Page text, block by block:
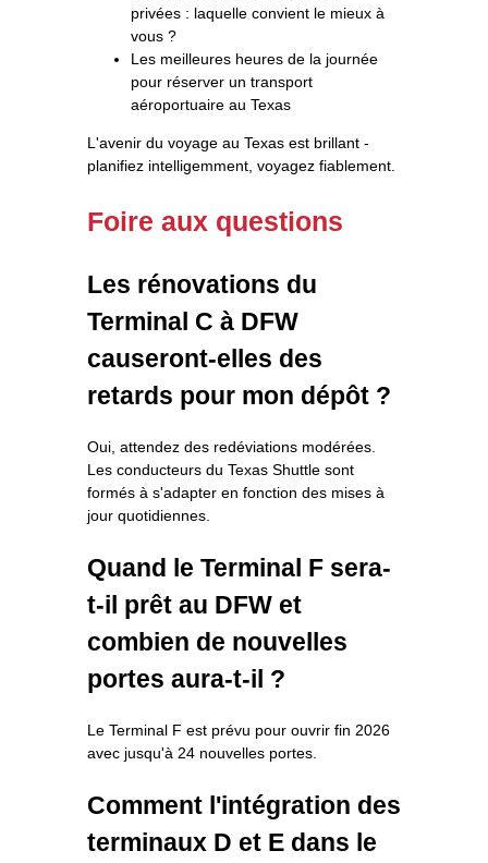
privées : laquelle convient le mieux à
vous ?
Les meilleures heures de la journée
pour réserver un transport
aéroportuaire au Texas
L'avenir du voyage au Texas est brillant -
planifiez intelligemment, voyagez fiablement.
Foire aux questions
Les rénovations du
Terminal C à DFW
causeront-elles des
retards pour mon dépôt ?
Oui, attendez des redéviations modérées.
Les conducteurs du Texas Shuttle sont
formés à s'adapter en fonction des mises à
jour quotidiennes.
Quand le Terminal F sera-
t-il prêt au DFW et
combien de nouvelles
portes aura-t-il ?
Le Terminal F est prévu pour ouvrir fin 2026
avec jusqu'à 24 nouvelles portes.
Comment l'intégration des
terminaux D et E dans le